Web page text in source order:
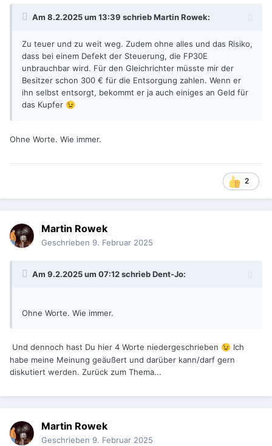
Am 8.2.2025 um 13:39 schriebMartin Rowek:
Zu teuer und zu weit weg. Zudem ohne alles und das Risiko,
dass bei einem Defekt der Steuerung, die FP30E
unbrauchbar wird. Für den Gleichrichter müsste mir der
Besitzer schon 300 € für die Entsorgung zahlen. Wenn er
ihn selbst entsorgt, bekommt er ja auch einiges an Geld für
das Kupfer 😉
Ohne Worte. Wie immer.
2
Martin Rowek
Geschrieben 9. Februar 2025
Am 9.2.2025 um 07:12 schriebDent-Jo:
Ohne Worte. Wie immer.
Und dennoch hast Du hier 4 Worte niedergeschrieben 😉 Ich
habe meine Meinung geäußert und darüber kann/darf gern
diskutiert werden. Zurück zum Thema...
Martin Rowek
Geschrieben 9. Februar 2025